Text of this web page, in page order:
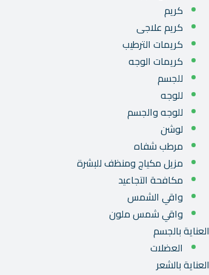
كريم
كريم علاجى
كريمات الترطيب
كريمات الوجه
للجسم
للوجه
للوجه والجسم
لوشن
مرطب شفاه
مزيل مكياج ومنظف للبشرة
مكافحة التجاعيد
واقي الشمس
واقي شمس ملون
العناية بالجسم
العضلات
العناية بالشعر